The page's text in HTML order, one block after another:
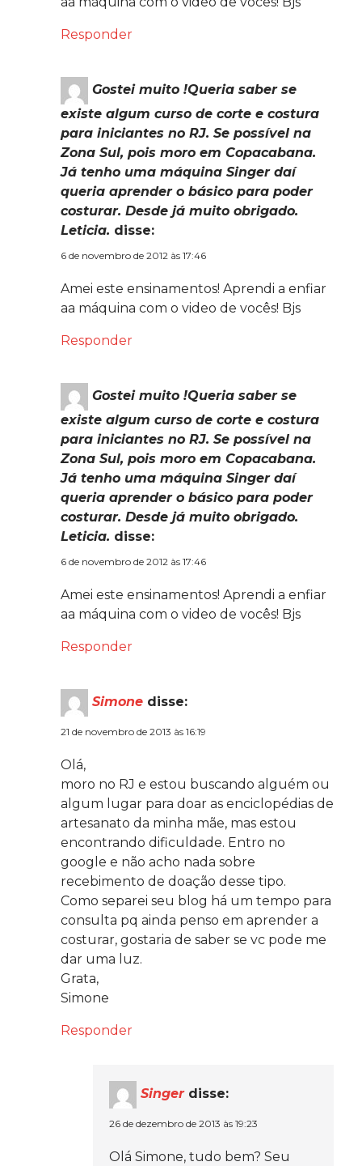
Responder
Gostei muito !Queria saber se
existe algum curso de corte e costura
para iniciantes no RJ. Se possível na
Zona Sul, pois moro em Copacabana.
Já tenho uma máquina Singer daí
queria aprender o básico para poder
costurar. Desde já muito obrigado.
Leticia. disse:
6 de novembro de 2012 às 17:46
Amei este ensinamentos! Aprendi a enfiar
aa máquina com o video de vocês! Bjs
Responder
Gostei muito !Queria saber se
existe algum curso de corte e costura
para iniciantes no RJ. Se possível na
Zona Sul, pois moro em Copacabana.
Já tenho uma máquina Singer daí
queria aprender o básico para poder
costurar. Desde já muito obrigado.
Leticia. disse:
6 de novembro de 2012 às 17:46
Amei este ensinamentos! Aprendi a enfiar
aa máquina com o video de vocês! Bjs
Responder
Simone disse:
21 de novembro de 2013 às 16:19
Olá,
moro no RJ e estou buscando alguém ou
algum lugar para doar as enciclopédias de
artesanato da minha mãe, mas estou
encontrando dificuldade. Entro no
google e não acho nada sobre
recebimento de doação desse tipo.
Como separei seu blog há um tempo para
consulta pq ainda penso em aprender a
costurar, gostaria de saber se vc pode me
dar uma luz.
Grata,
Simone
Responder
Singer disse:
26 de dezembro de 2013 às 19:23
Olá Simone, tudo bem? Seu